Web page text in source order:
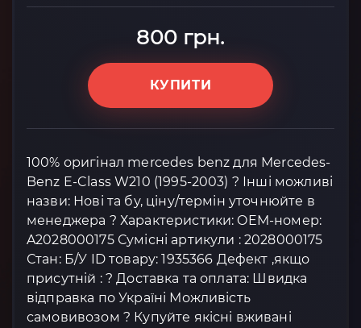
800 грн.
КУПИТИ
100% оригінал mercedes benz для Mercedes-
Benz E-Class W210 (1995-2003) ? Інші можливі
назви: Нові та бу, ціну/термін уточнюйте в
менеджера ? Характеристики: OEM-номер:
A2028000175 Сумісні артикули : 2028000175
Стан: Б/У ID товару: 1935366 Дефект ,якщо
присутній : ? Доставка та оплата: Швидка
відправка по Україні Можливість
самовивозом ? Купуйте якісні вживані